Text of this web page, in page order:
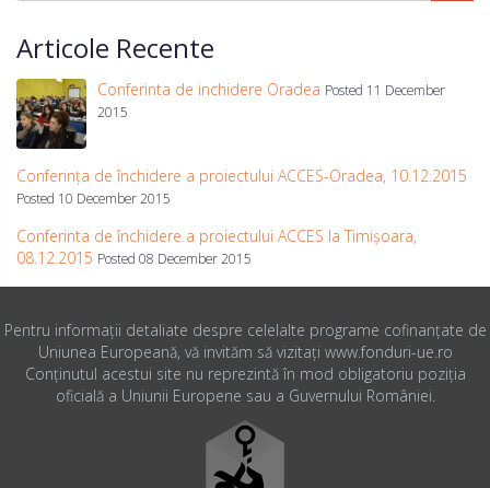
Articole Recente
Conferinta de inchidere Oradea Posted 11 December
2015
Conferința de închidere a proiectului ACCES-Oradea, 10.12.2015
Posted 10 December 2015
Conferinta de închidere a proiectului ACCES la Timișoara,
08.12.2015 Posted 08 December 2015
Pentru informaţii detaliate despre celelalte programe cofinanţate de
Uniunea Europeană, vă invităm să vizitaţi www.fonduri-ue.ro
Conţinutul acestui site nu reprezintă în mod obligatoriu poziţia
oficială a Uniunii Europene sau a Guvernului României.